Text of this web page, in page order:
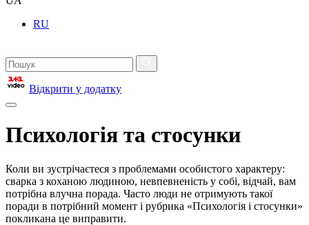
RU
Відкрити у додатку
Психологія та стосунки
Коли ви зустрічаєтеся з проблемами особистого характеру:
сварка з коханою людиною, невпевненість у собі, відчай, вам
потрібна влучна порада. Часто люди не отримують такої
поради в потрібний момент і рубрика «Психологія і стосунки»
покликана це виправити.